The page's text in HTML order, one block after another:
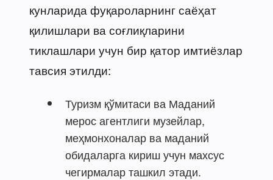
кунларида фуқароларнинг саёҳат
қилишлари ва соғлиқларини
тиклашлари учун бир қатор имтиёзлар
тавсия этилди:
Туризм қўмитаси ва Маданий
мерос агентлиги музейлар,
меҳмонхоналар ва маданий
обидаларга кириш учун махсус
чегирмалар ташкил этади.